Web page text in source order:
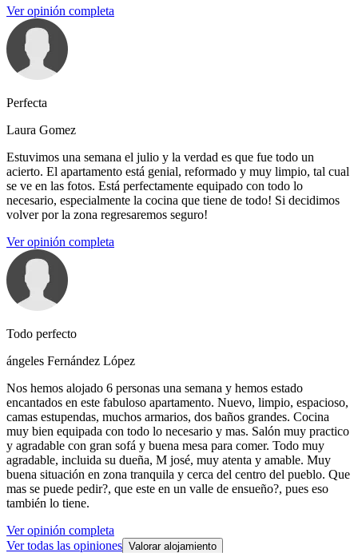
Ver opinión completa
Perfecta
Laura Gomez
Estuvimos una semana el julio y la verdad es que fue todo un
acierto. El apartamento está genial, reformado y muy limpio, tal cual
se ve en las fotos. Está perfectamente equipado con todo lo
necesario, especialmente la cocina que tiene de todo! Si decidimos
volver por la zona regresaremos seguro!
Ver opinión completa
Todo perfecto
ángeles Fernández López
Nos hemos alojado 6 personas una semana y hemos estado
encantados en este fabuloso apartamento. Nuevo, limpio, espacioso,
camas estupendas, muchos armarios, dos baños grandes. Cocina
muy bien equipada con todo lo necesario y mas. Salón muy practico
y agradable con gran sofá y buena mesa para comer. Todo muy
agradable, incluida su dueña, M josé, muy atenta y amable. Muy
buena situación en zona tranquila y cerca del centro del pueblo. Que
mas se puede pedir?, que este en un valle de ensueño?, pues eso
también lo tiene.
Ver opinión completa
Ver todas las opiniones Valorar alojamiento